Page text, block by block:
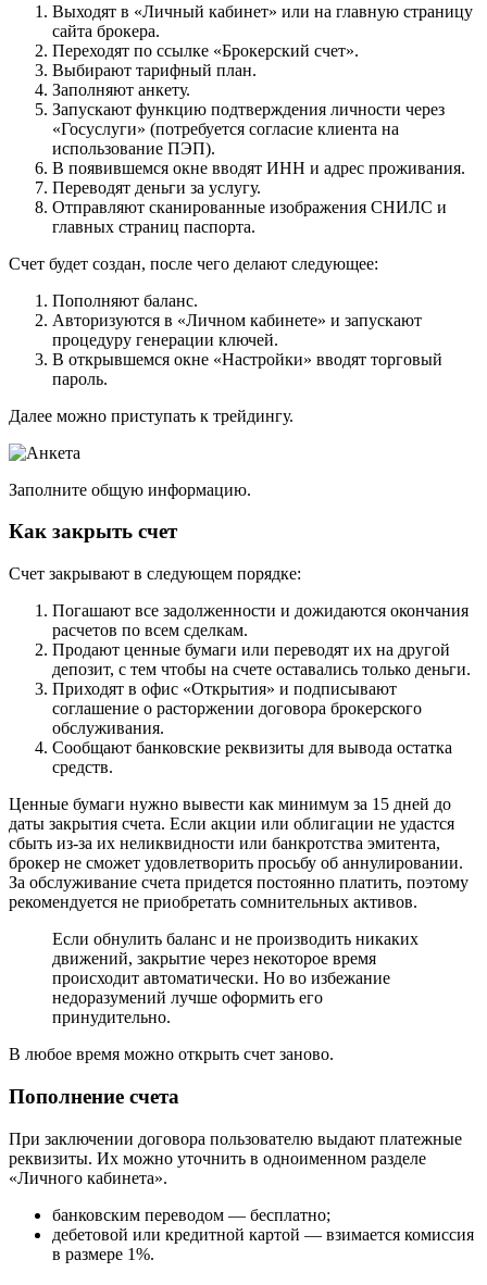
Выходят в «Личный кабинет» или на главную страницу
сайта брокера.
Переходят по ссылке «Брокерский счет».
Выбирают тарифный план.
Заполняют анкету.
Запускают функцию подтверждения личности через
«Госуслуги» (потребуется согласие клиента на
использование ПЭП).
В появившемся окне вводят ИНН и адрес проживания.
Переводят деньги за услугу.
Отправляют сканированные изображения СНИЛС и
главных страниц паспорта.
Счет будет создан, после чего делают следующее:
Пополняют баланс.
Авторизуются в «Личном кабинете» и запускают
процедуру генерации ключей.
В открывшемся окне «Настройки» вводят торговый
пароль.
Далее можно приступать к трейдингу.
Заполните общую информацию.
Как закрыть счет
Счет закрывают в следующем порядке:
Погашают все задолженности и дожидаются окончания
расчетов по всем сделкам.
Продают ценные бумаги или переводят их на другой
депозит, с тем чтобы на счете оставались только деньги.
Приходят в офис «Открытия» и подписывают
соглашение о расторжении договора брокерского
обслуживания.
Сообщают банковские реквизиты для вывода остатка
средств.
Ценные бумаги нужно вывести как минимум за 15 дней до
даты закрытия счета. Если акции или облигации не удастся
сбыть из-за их неликвидности или банкротства эмитента,
брокер не сможет удовлетворить просьбу об аннулировании.
За обслуживание счета придется постоянно платить, поэтому
рекомендуется не приобретать сомнительных активов.
Если обнулить баланс и не производить никаких
движений, закрытие через некоторое время
происходит автоматически. Но во избежание
недоразумений лучше оформить его
принудительно.
В любое время можно открыть счет заново.
Пополнение счета
При заключении договора пользователю выдают платежные
реквизиты. Их можно уточнить в одноименном разделе
«Личного кабинета».
банковским переводом — бесплатно;
дебетовой или кредитной картой — взимается комиссия
в размере 1%.